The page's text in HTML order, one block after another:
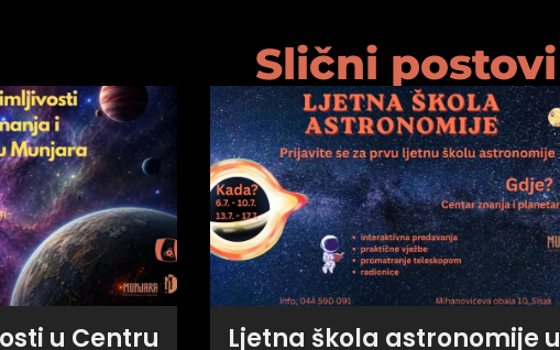
Slični postovi
u Centru Ljetna škola astronomije u